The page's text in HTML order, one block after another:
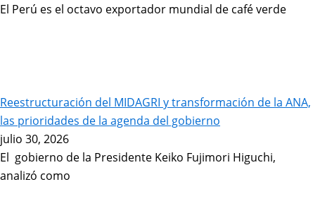
El Perú es el octavo exportador mundial de café verde
Reestructuración del MIDAGRI y transformación de la ANA,
las prioridades de la agenda del gobierno
julio 30, 2026
El gobierno de la Presidente Keiko Fujimori Higuchi,
analizó como